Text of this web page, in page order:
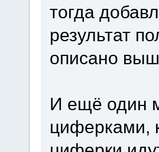
тогда
результат
описано
И ещё один
циферками,